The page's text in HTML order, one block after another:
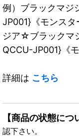
例）ブラックマジ
JP001}《モンス
ジア☆ブラックマ
QCCU-JP001}《モ
詳細は こちら
【商品の状態につ
認下さい。